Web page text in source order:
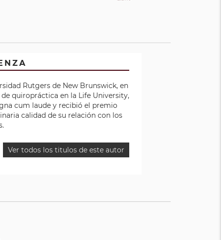
Rutgers de New Brunswick, en
quiropráctica en la Life University,
cum laude y recibió el premio
calidad de su relación con los
Ver todos los titulos de este autor